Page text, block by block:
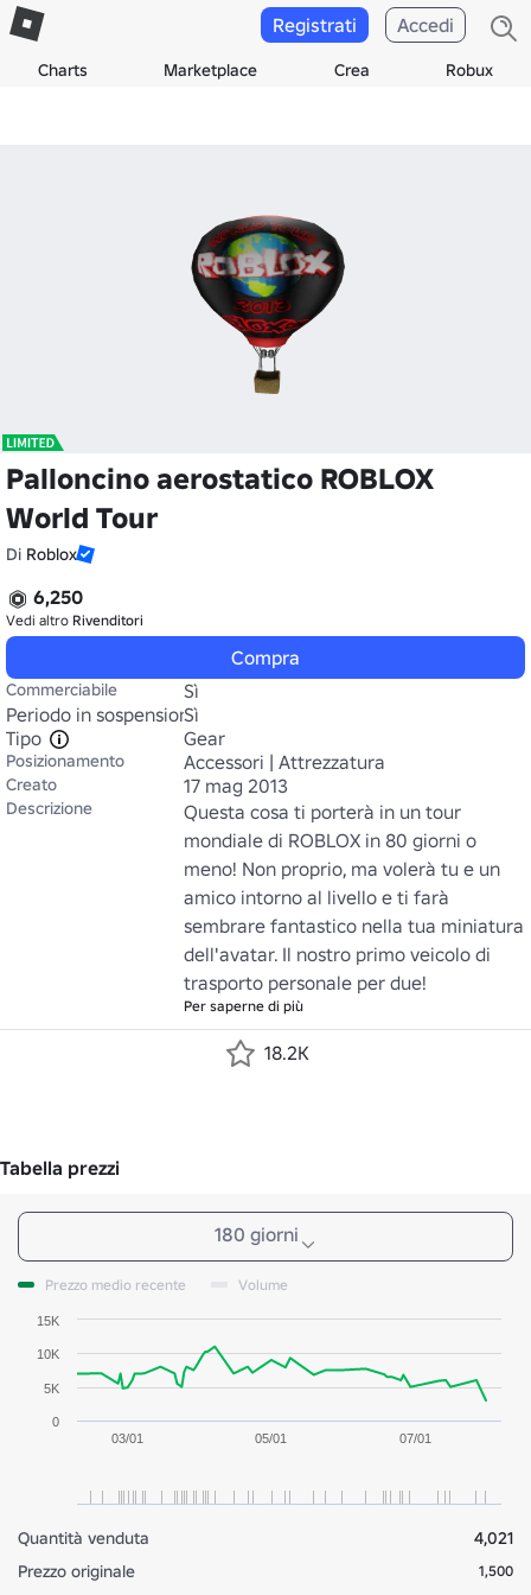
Charts Marketplace Crea Robux
Registrati Accedi
Palloncino aerostatico ROBLOX
World Tour
Di Roblox
6,250
Vedi altro Rivenditori
Compra
Commerciabile
Sì
Periodo in sospensione
Sì
Tipo
Gear
Posizionamento Accessori | Attrezzatura
Creato 17 mag 2013
Descrizione
Questa cosa ti porterà in un tour
mondiale di ROBLOX in 80 giorni o
meno! Non proprio, ma volerà tu e un
amico intorno al livello e ti farà
sembrare fantastico nella tua miniatura
dell'avatar. Il nostro primo veicolo di
trasporto personale per due!
Per saperne di più
18.2K
Tabella prezzi
180 giorni
Prezzo medio recente Volume
03/01 05/01 07/01
0
10K
5K
15K
Quantità venduta
4,021
Prezzo originale
1,500